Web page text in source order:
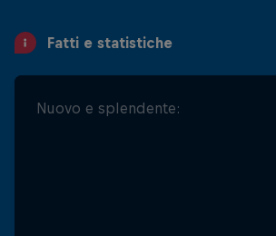
Fatti e statistiche
Nuovo e splendente: